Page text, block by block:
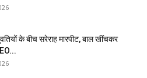
के बीच सरेराह मारपीट, बाल खींचकर